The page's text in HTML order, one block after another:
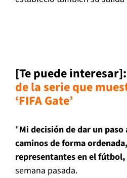
[Te puede interesar]:
de la serie que
‘FIFA Gate’
"Mi decisión de dar un
caminos de forma
representantes en el
semana pasada.